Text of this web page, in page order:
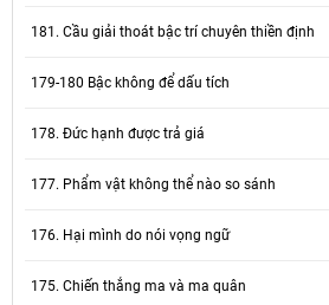
181. Cầu giải thoát bậc trí chuyên thiền định
179-180 Bậc không để dấu tích
178. Đức hạnh được trả giá
177. Phẩm vật không thể nào so sánh
176. Hại mình do nói vọng ngữ
175. Chiến thắng ma và ma quân